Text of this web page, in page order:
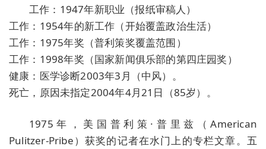
工作：1947年新职业（报纸审稿人）
工作：1954年的新工作（开始覆盖政治生活）
工作：1975年奖（普利策奖覆盖范围）
工作：1998年奖（国家新闻俱乐部的第四庄园奖）
健康：医学诊断2003年3月（中风）。
死亡，原因未指定2004年4月21日（85岁）。
1975年，美国普利策·普里兹（American
Pulitzer-Pribe）获奖的记者在水门上的专栏文章。五